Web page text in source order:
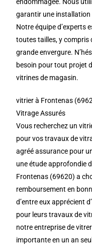
garantir une installation
Notre équipe d’experts
toutes tailles, y compris
grande envergure.
besoin pour tout projet
vitrines de magasin.
vitrier à Frontenas
Vitrage Assurés
Vous recherchez un
pour vos travaux de
agréé assurance pour
une étude approfondie
Frontenas (69620) a
remboursement en
d’entre eux apprécient
pour leurs travaux de
notre entreprise de
importante en un an